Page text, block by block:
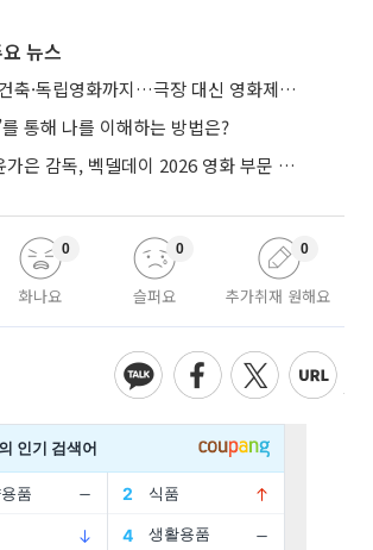
뉴스
음악부터 여성·건축·독립영화까지…극장 대신 영화제로 즐기는 스크린 여행
를 통해 나를 이해하는 방법은?
'세계의 주인' 윤가은 감독, 벡델데이 2026 영화 부문 벡델리안 감독 선정
화나요
0
슬퍼요
0
추가취재 원해요
0